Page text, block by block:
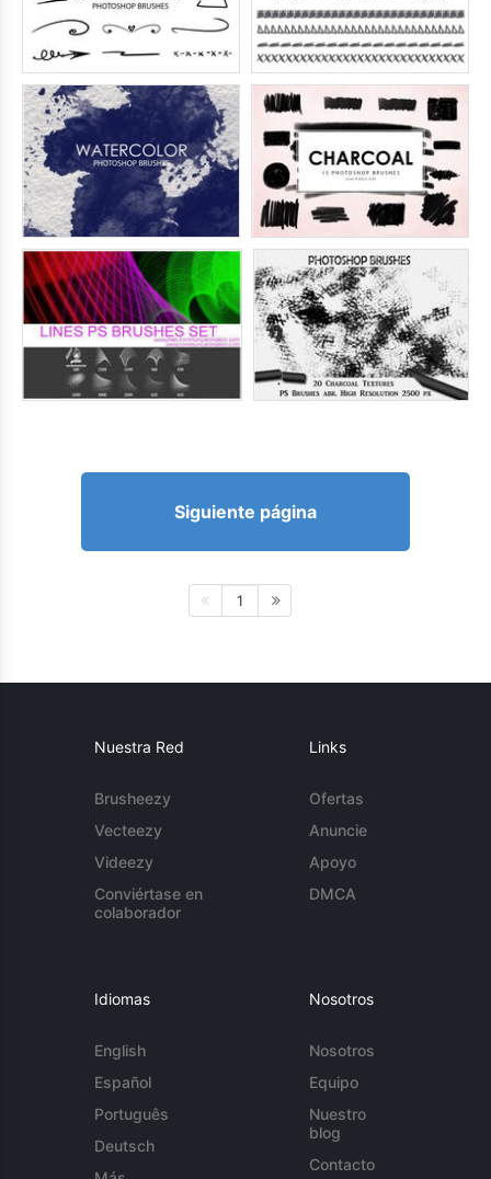
Siguiente página
1
Nuestra Red
Brusheezy
Vecteezy
Videezy
Conviértase en
colaborador
Links
Ofertas
Anuncie
Apoyo
DMCA
Idiomas
English
Español
Português
Deutsch
Nosotros
Nosotros
Equipo
Nuestro
blog
Contacto